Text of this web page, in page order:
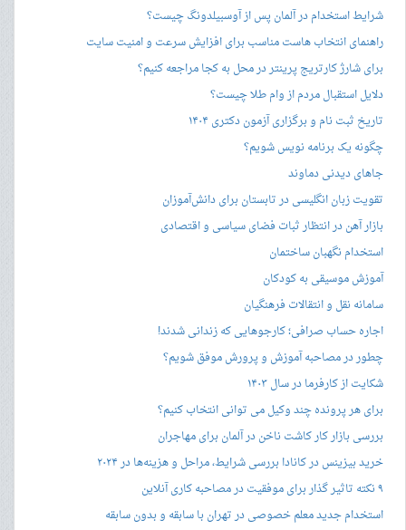
شرایط استخدام در آلمان پس از آوسبیلدونگ چیست؟
راهنمای انتخاب هاست مناسب برای افزایش سرعت و امنیت سایت
برای شارژ کارتریج پرینتر در محل به کجا مراجعه کنیم؟
دلایل استقبال مردم از وام طلا چیست؟
تاریخ ثبت نام و برگزاری آزمون دکتری ۱۴۰۴
چگونه یک برنامه نویس شویم؟
جاهای دیدنی دماوند
تقویت زبان انگلیسی در تابستان برای دانش‌آموزان
بازار آهن در انتظار ثبات فضای سیاسی و اقتصادی
استخدام نگهبان ساختمان
آموزش موسیقی به کودکان
سامانه نقل و انتقالات فرهنگیان
اجاره حساب صرافی؛ کارجوهایی که زندانی شدند!
چطور در مصاحبه‌ آموزش و پرورش موفق شویم؟
شکایت از کارفرما در سال ۱۴۰۳
برای هر پرونده چند وکیل می توانی انتخاب کنیم؟
بررسی بازار کار کاشت ناخن در آلمان برای مهاجران
خرید بیزینس در کانادا بررسی شرایط، مراحل و هزینه‌ها در ۲۰۲۴
۹ نکته تاثیر گذار برای موفقیت در مصاحبه کاری آنلاین
استخدام جدید معلم خصوصی در تهران با سابقه و بدون سابقه